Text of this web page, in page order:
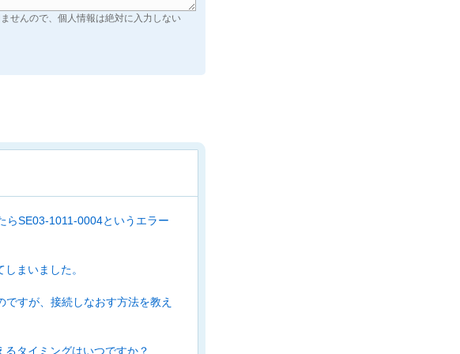
せんので、個人情報は絶対に入力しない
らSE03-1011-0004というエラー
まいました。
すが、接続しなおす方法を教え
るタイミングはいつですか？